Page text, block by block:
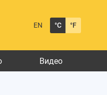
EN °C °F
Видео